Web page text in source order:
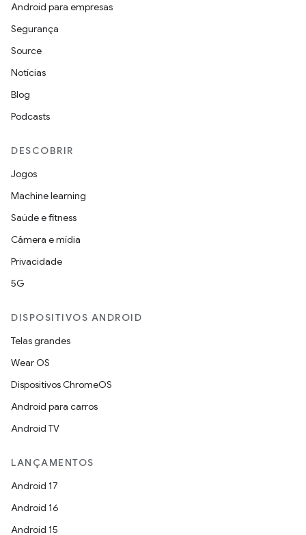
Android para empresas
Segurança
Source
Notícias
Blog
Podcasts
DESCOBRIR
Jogos
Machine learning
Saúde e fitness
Câmera e mídia
Privacidade
5G
DISPOSITIVOS ANDROID
Telas grandes
Wear OS
Dispositivos ChromeOS
Android para carros
Android TV
LANÇAMENTOS
Android 17
Android 16
Android 15